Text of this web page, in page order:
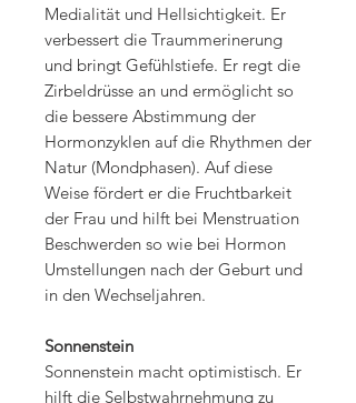
Medialität und Hellsichtigkeit. Er
verbessert die Traummerinerung
und bringt Gefühlstiefe. Er regt die
Zirbeldrüsse an und ermöglicht so
die bessere Abstimmung der
Hormonzyklen auf die Rhythmen der
Natur (Mondphasen). Auf diese
Weise fördert er die Fruchtbarkeit
der Frau und hilft bei Menstruation
Beschwerden so wie bei Hormon
Umstellungen nach der Geburt und
in den Wechseljahren.
Sonnenstein
Sonnenstein macht optimistisch. Er
hilft die Selbstwahrnehmung zu